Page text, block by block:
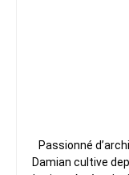
Passionné
Damian cultive